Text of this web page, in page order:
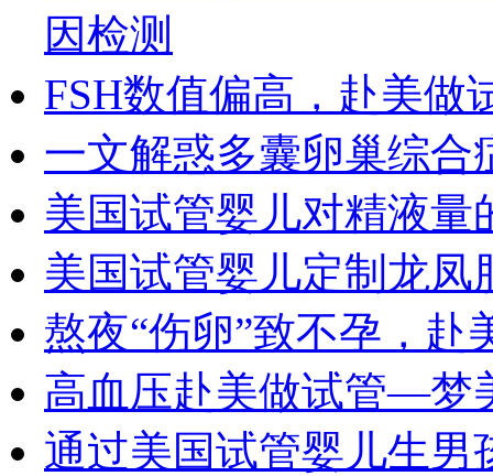
因检测
FSH数值偏高，赴美做
一文解惑多囊卵巢综合
美国试管婴儿对精液量
美国试管婴儿定制龙
熬夜“伤卵”致不孕，赴
高血压赴美做试管—梦
通过美国试管婴儿生男